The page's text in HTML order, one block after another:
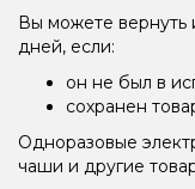
Вы можете вернуть
дней, если:
он не был в
сохранен
Одноразовые
чаши и другие